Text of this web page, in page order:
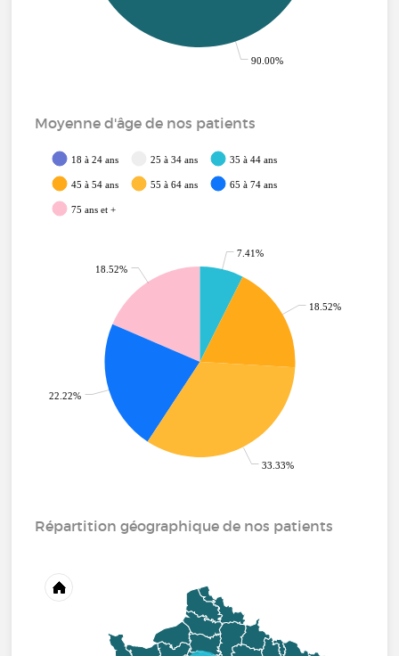
90.00%
Moyenne d'âge de nos patients
18 à 24 ans 25 à 34 ans 35 à 44 ans
45 à 54 ans 55 à 64 ans 65 à 74 ans
75 ans et +
7.41%
18.52%
33.33%
22.22%
18.52%
Répartition géographique de nos patients